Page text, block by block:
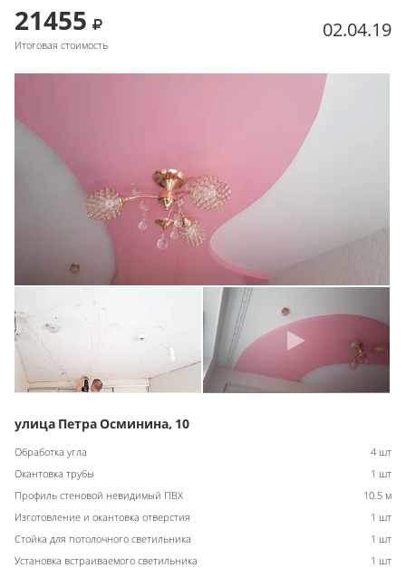
21455
Итоговая стоимость
02.04.19
улица Петра Осминина, 10
Обработка угла
4 шт
Окантовка трубы
1 шт
Профиль стеновой невидимый ПВХ
10.5 м
Изготовление и окантовка отверстия
1 шт
Стойка для потолочного светильника
1 шт
Установка встраиваемого светильника
1 шт